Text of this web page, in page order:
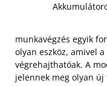
munkavégzés egyik
olyan eszköz, amivel
végrehajthatóak. A
jelennek meg olyan